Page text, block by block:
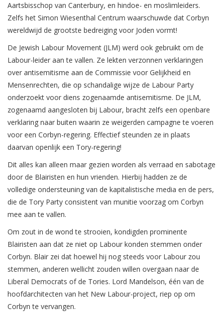
Aartsbisschop van Canterbury, en hindoe- en moslimleiders.
Zelfs het Simon Wiesenthal Centrum waarschuwde dat Corbyn
wereldwijd de grootste bedreiging voor Joden vormt!
De Jewish Labour Movement (JLM) werd ook gebruikt om de
Labour-leider aan te vallen. Ze lekten verzonnen verklaringen
over antisemitisme aan de Commissie voor Gelijkheid en
Mensenrechten, die op schandalige wijze de Labour Party
onderzoekt voor diens zogenaamde antisemitisme. De JLM,
zogenaamd aangesloten bij Labour, bracht zelfs een openbare
verklaring naar buiten waarin ze weigerden campagne te voeren
voor een Corbyn-regering. Effectief steunden ze in plaats
daarvan openlijk een Tory-regering!
Dit alles kan alleen maar gezien worden als verraad en sabotage
door de Blairisten en hun vrienden. Hierbij hadden ze de
volledige ondersteuning van de kapitalistische media en de pers,
die de Tory Party consistent van munitie voorzag om Corbyn
mee aan te vallen.
Om zout in de wond te strooien, kondigden prominente
Blairisten aan dat ze niet op Labour konden stemmen onder
Corbyn. Blair zei dat hoewel hij nog steeds voor Labour zou
stemmen, anderen wellicht zouden willen overgaan naar de
Liberal Democrats of de Tories. Lord Mandelson, één van de
hoofdarchitecten van het New Labour-project, riep op om
Corbyn te vervangen.